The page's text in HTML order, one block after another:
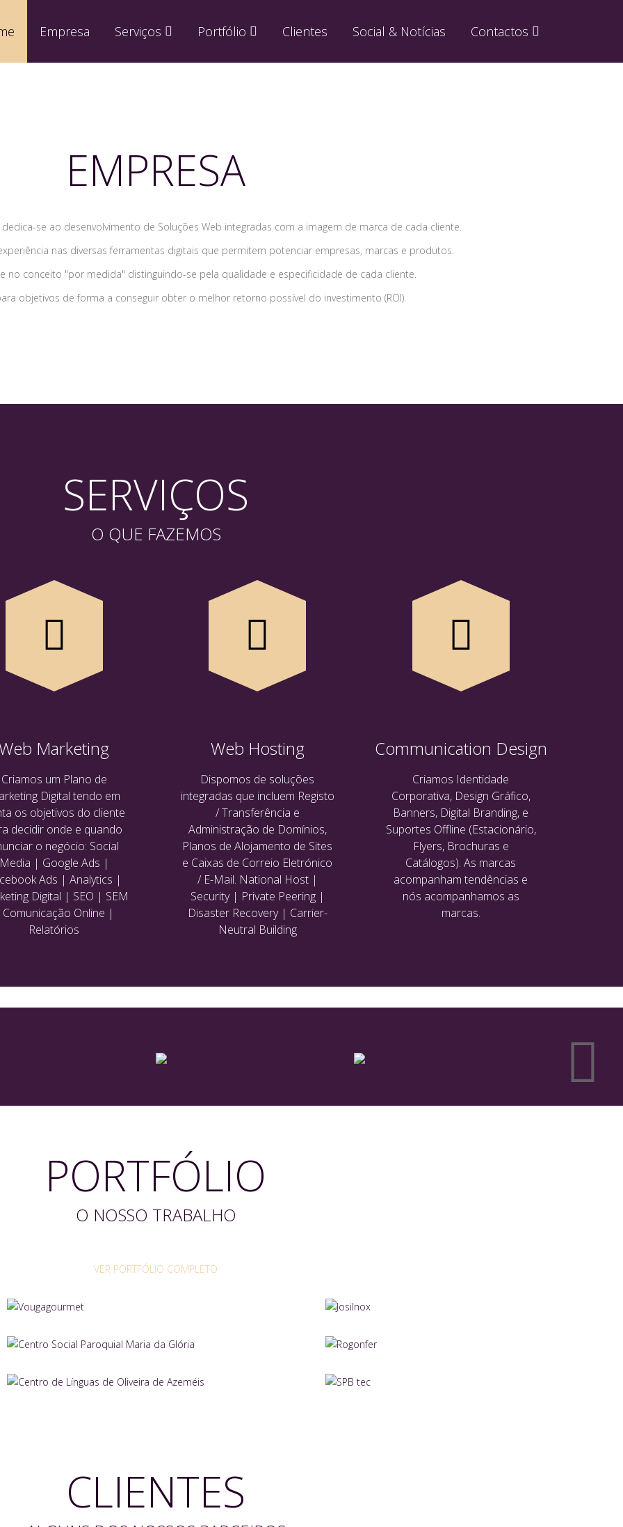
Empresa Serviços Portfólio Clientes Social & Notícias Contactos
EMPRESA
se ao desenvolvimento de Soluções Web integradas com a imagem de marca de cada cliente.
nas diversas ferramentas digitais que permitem potenciar empresas, marcas e produtos.
no conceito "por medida" distinguindo-se pela qualidade e especificidade de cada cliente.
objetivos de forma a conseguir obter o melhor retorno possível do investimento (ROI).
SERVIÇOS
O QUE FAZEMOS
Marketing
Criamos um Plano de
Digital tendo em
os objetivos do cliente
decidir onde e quando
o negócio: Social
Media | Google Ads |
Ads | Analytics |
Digital | SEO | SEM
Online |
Relatórios
Web Hosting
Dispomos de soluções
integradas que incluem Registo
/ Transferência e
Administração de Domínios,
Planos de Alojamento de Sites
e Caixas de Correio Eletrónico
/ E-Mail. National Host |
Security | Private Peering |
Disaster Recovery | Carrier-
Neutral Building
Communication Design
Criamos Identidade
Corporativa, Design Gráfico,
Banners, Digital Branding, e
Suportes Offline (Estacionário,
Flyers, Brochuras e
Catálogos). As marcas
acompanham tendências e
nós acompanhamos as
marcas.
PORTFÓLIO
O NOSSO TRABALHO
VER PORTFÓLIO COMPLETO
CLIENTES